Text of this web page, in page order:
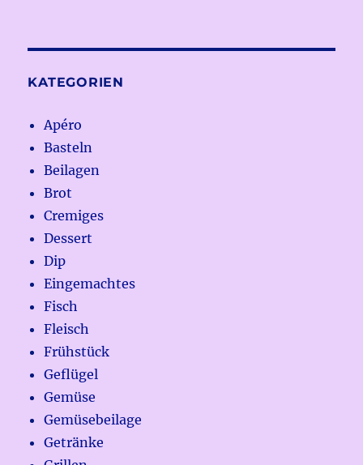
KATEGORIEN
Apéro
Basteln
Beilagen
Brot
Cremiges
Dessert
Dip
Eingemachtes
Fisch
Fleisch
Frühstück
Geflügel
Gemüse
Gemüsebeilage
Getränke